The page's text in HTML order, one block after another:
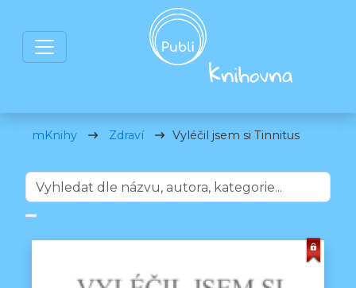
mKnihy Zdraví Vyléčil jsem si Tinnitus